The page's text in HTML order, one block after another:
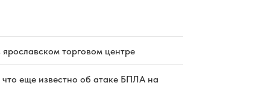
работать пять новых пожарных
артистичному козленку
торговом центре
еще известно об атаке БПЛА на